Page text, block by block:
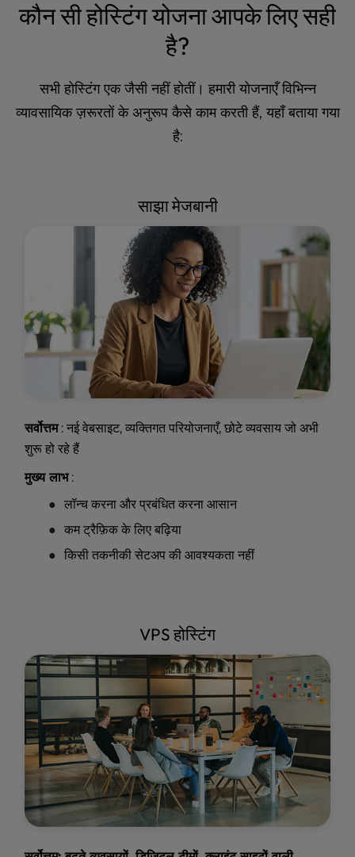
कौन सी होस्टिंग योजना आपके लिए सही
है?
सभी होस्टिंग एक जैसी नहीं होतीं। हमारी योजनाएँ विभिन्न
व्यावसायिक ज़रूरतों के अनुरूप कैसे काम करती हैं, यहाँ बताया गया
है:
साझा मेजबानी
सर्वोत्तम: नई वेबसाइट, व्यक्तिगत परियोजनाएँ, छोटे व्यवसाय जो अभी
शुरू हो रहे हैं
मुख्य लाभ:
लॉन्च करना और प्रबंधित करना आसान
कम ट्रैफ़िक के लिए बढ़िया
किसी तकनीकी सेटअप की आवश्यकता नहीं
VPS होस्टिंग